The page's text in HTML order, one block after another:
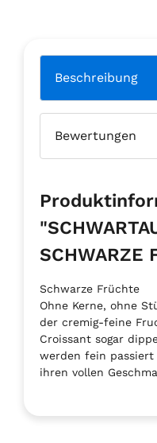
Beschreibung
Bewertungen
SCHWARZE
Schwarze Früchte
Ohne Kerne, ohne
der cremig-feine
Croissant sogar
werden fein
ihren vollen